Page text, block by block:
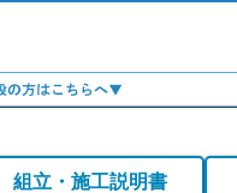
組立・施工説明書